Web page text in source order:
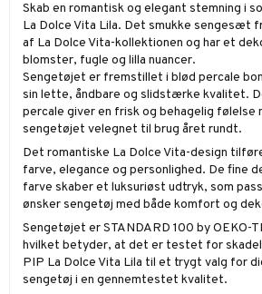
Skab en romantisk og elegant stemning i
La Dolce Vita Lila. Det smukke sengesæt
af La Dolce Vita-kollektionen og har et
blomster, fugle og lilla nuancer.
Sengetøjet er fremstillet i blød percale
sin lette, åndbare og slidstærke kvalitet.
percale giver en frisk og behagelig følelse
sengetøjet velegnet til brug året rundt.
Det romantiske La Dolce Vita-design
farve, elegance og personlighed. De fine
farve skaber et luksuriøst udtryk, som
ønsker sengetøj med både komfort og
Sengetøjet er STANDARD 100 by OEKO-
hvilket betyder, at det er testet for
PIP La Dolce Vita Lila til et trygt valg for
sengetøj i en gennemtestet kvalitet.